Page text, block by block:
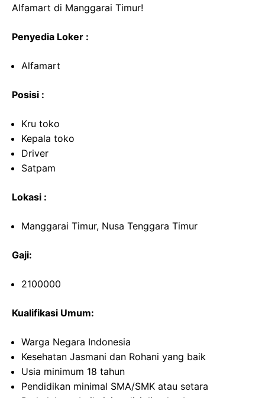
Alfamart di Manggarai Timur!
Penyedia Loker :
Alfamart
Posisi :
Kru toko
Kepala toko
Driver
Satpam
Lokasi :
Manggarai Timur, Nusa Tenggara Timur
Gaji:
2100000
Kualifikasi Umum:
Warga Negara Indonesia
Kesehatan Jasmani dan Rohani yang baik
Usia minimum 18 tahun
Pendidikan minimal SMA/SMK atau setara